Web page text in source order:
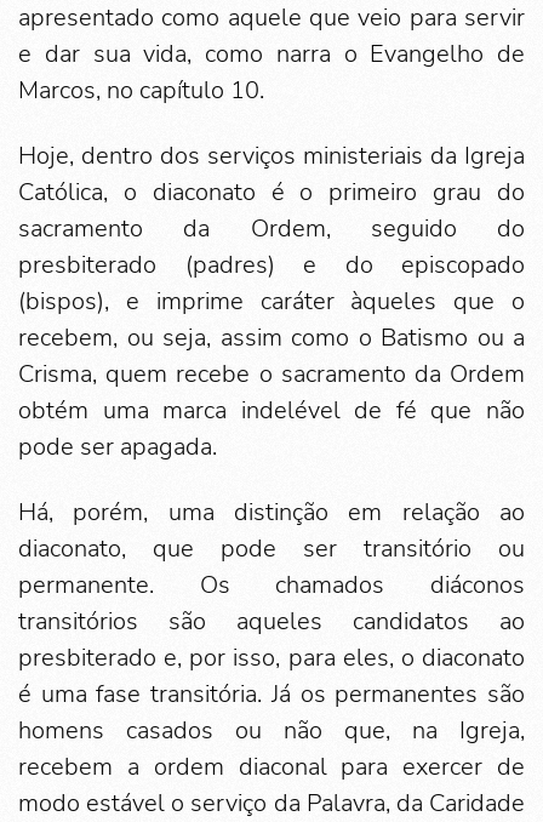
apresentado como aquele que veio para servir
e dar sua vida, como narra o Evangelho de
Marcos, no capítulo 10.
Hoje, dentro dos serviços ministeriais da Igreja
Católica, o diaconato é o primeiro grau do
sacramento da Ordem, seguido do
presbiterado (padres) e do episcopado
(bispos), e imprime caráter àqueles que o
recebem, ou seja, assim como o Batismo ou a
Crisma, quem recebe o sacramento da Ordem
obtém uma marca indelével de fé que não
pode ser apagada.
Há, porém, uma distinção em relação ao
diaconato, que pode ser transitório ou
permanente. Os chamados diáconos
transitórios são aqueles candidatos ao
presbiterado e, por isso, para eles, o diaconato
é uma fase transitória. Já os permanentes são
homens casados ou não que, na Igreja,
recebem a ordem diaconal para exercer de
modo estável o serviço da Palavra, da Caridade